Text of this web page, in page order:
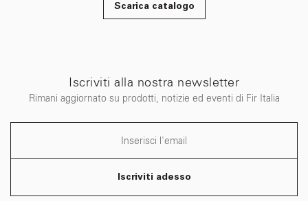
Scarica catalogo
Iscriviti alla nostra newsletter
Rimani aggiornato su prodotti, notizie ed eventi di Fir Italia
Iscriviti adesso